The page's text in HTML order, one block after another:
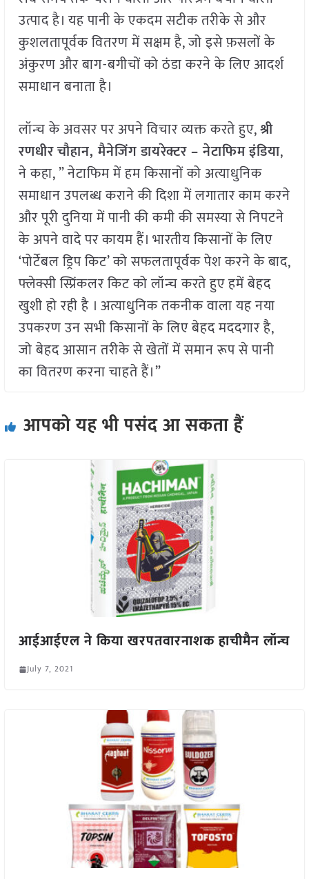
उत्पाद है। यह पानी के एकदम सटीक तरीके से और
कुशलतापूर्वक वितरण में सक्षम है, जो इसे फ़सलों के
अंकुरण और बाग-बगीचों को ठंडा करने के लिए आदर्श
समाधान बनाता है।
लॉन्च के अवसर पर अपने विचार व्यक्त करते हुए,श्री
रणधीरचौहान,मैनेजिंगडायरेक्टर–नेटाफिमइंडिया,
ने कहा, ” नेटाफिम में हम किसानों को अत्याधुनिक
समाधान उपलब्ध कराने की दिशा में लगातार काम करने
और पूरी दुनिया में पानी की कमी की समस्या से निपटने
के अपने वादे पर कायम हैं। भारतीय किसानों के लिए
‘पोर्टेबल ड्रिप किट’ को सफलतापूर्वक पेश करने के बाद,
फ्लेक्सी स्प्रिंकलर किट को लॉन्च करते हुए हमें बेहद
खुशी हो रही है । अत्याधुनिक तकनीक वाला यह नया
उपकरण उन सभी किसानों के लिए बेहद मददगार है,
जो बेहद आसान तरीके से खेतों में समान रूप से पानी
का वितरण करना चाहते हैं।”
आपको यह भी पसंद आ सकता हैं
आईआईएल ने किया खरपतवारनाशक हाचीमैन लॉन्च
July 7, 2021